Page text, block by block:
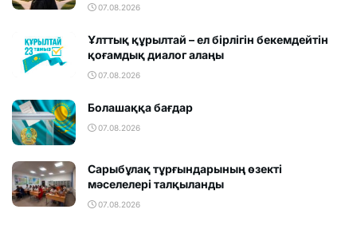
07.08.2026
Ұлттық құрылтай – ел бірлігін бекемдейтін
қоғамдық диалог алаңы
07.08.2026
Болашаққа бағдар
07.08.2026
Сарыбұлақ тұрғындарының өзекті
мәселелері талқыланды
07.08.2026